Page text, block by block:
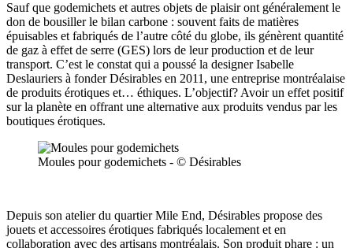
Sauf que godemichets et autres objets de plaisir ont généralement le
don de bousiller le bilan carbone : souvent faits de matières
épuisables et fabriqués de l’autre côté du globe, ils génèrent quantité
de gaz à effet de serre (GES) lors de leur production et de leur
transport. C’est le constat qui a poussé la designer Isabelle
Deslauriers à fonder Désirables en 2011, une entreprise montréalaise
de produits érotiques et… éthiques. L’objectif? Avoir un effet positif
sur la planète en offrant une alternative aux produits vendus par les
boutiques érotiques.
Moules pour godemichets - © Désirables
Depuis son atelier du quartier Mile End, Désirables propose des
jouets et accessoires érotiques fabriqués localement et en
collaboration avec des artisans montréalais. Son produit phare : un